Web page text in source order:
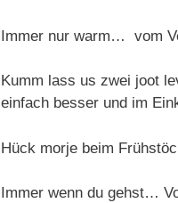
Immer nur warm… vom
Kumm lass us zwei joot
einfach besser und im
Hück morje beim
Immer wenn du gehst…